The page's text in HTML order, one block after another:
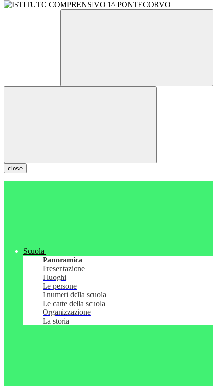
close
Scuola
Panoramica
Presentazione
I luoghi
Le persone
I numeri della scuola
Le carte della scuola
Organizzazione
La storia